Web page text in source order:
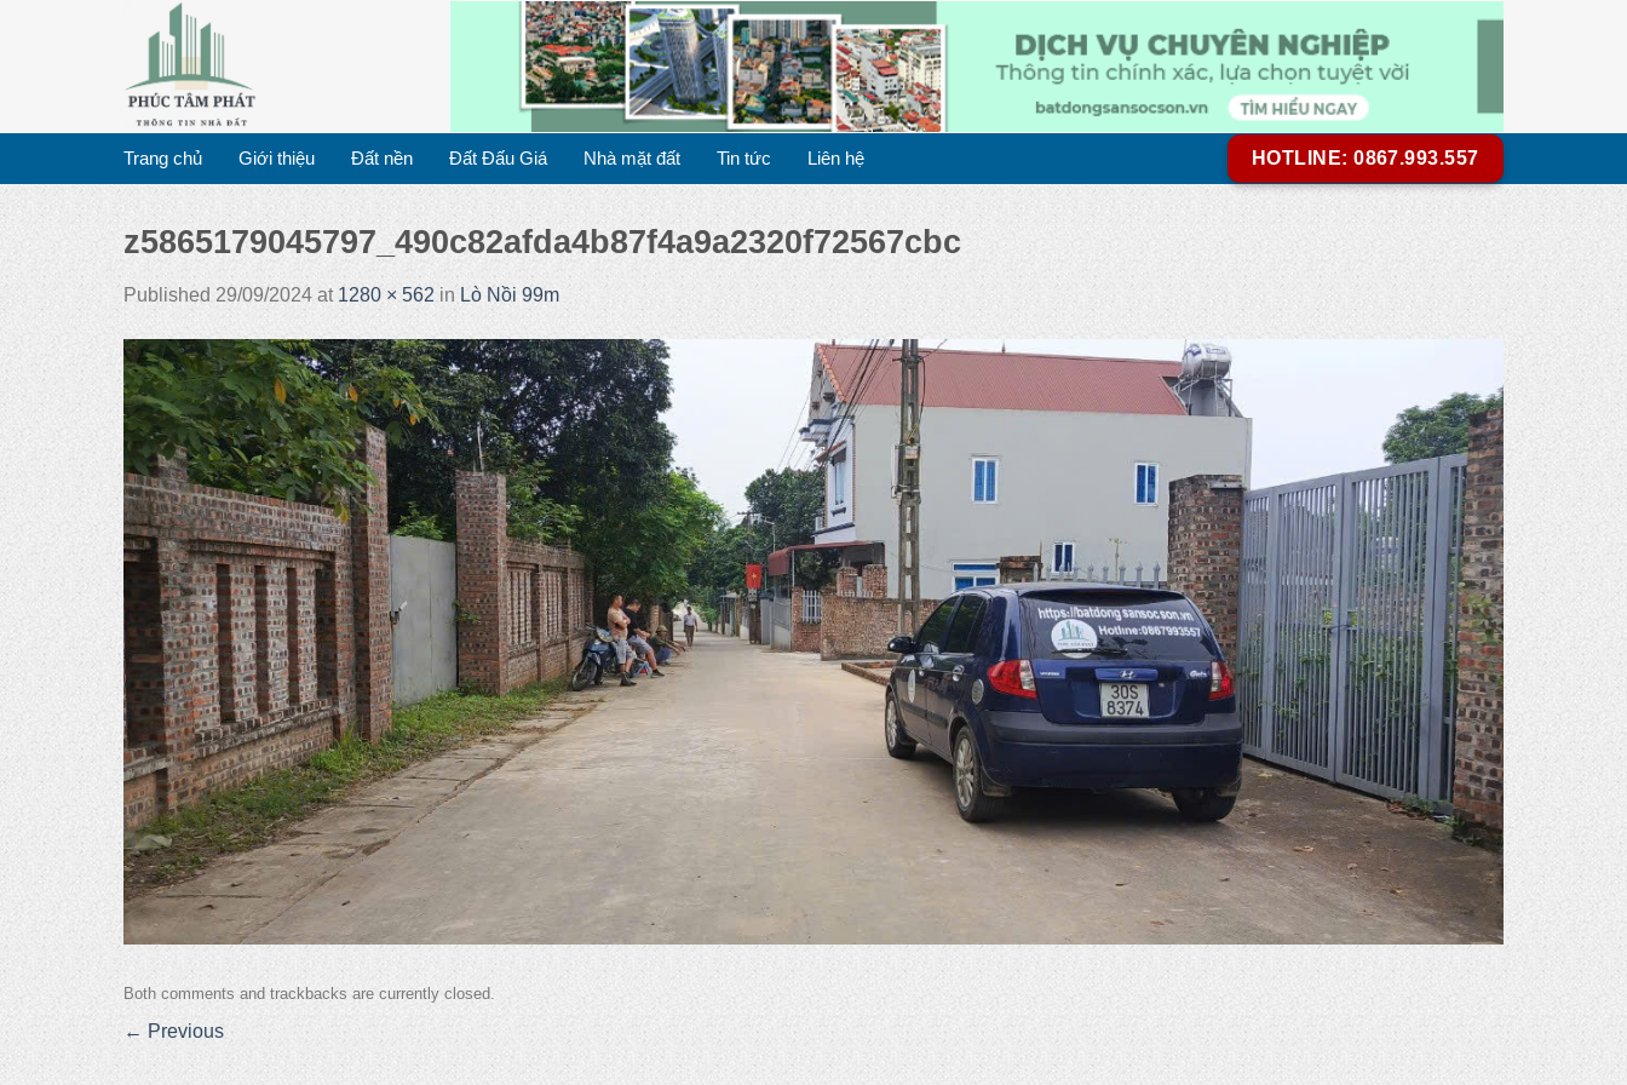
Trang chủ Giới thiệu Đất nền Đất Đấu Giá Nhà mặt đất Tin tức Liên hệ HOTLINE: 0867.993.557
z5865179045797_490c82afda4b87f4a9a2320f72567cbc
Published 29/09/2024at 1280 × 562 in Lò Nồi 99m
Both comments and trackbacks are currently closed.
← Previous